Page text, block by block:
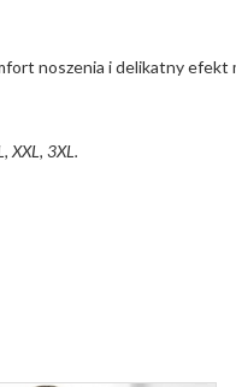
noszenia i delikatny efekt
XXL, 3XL.